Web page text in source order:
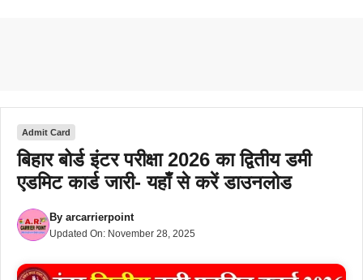
Admit Card
बिहार बोर्ड इंटर परीक्षा 2026 का द्वितीय डमी
एडमिट कार्ड जारी- यहाँ से करें डाउनलोड
By arcarrierpoint
Updated On: November 28, 2025